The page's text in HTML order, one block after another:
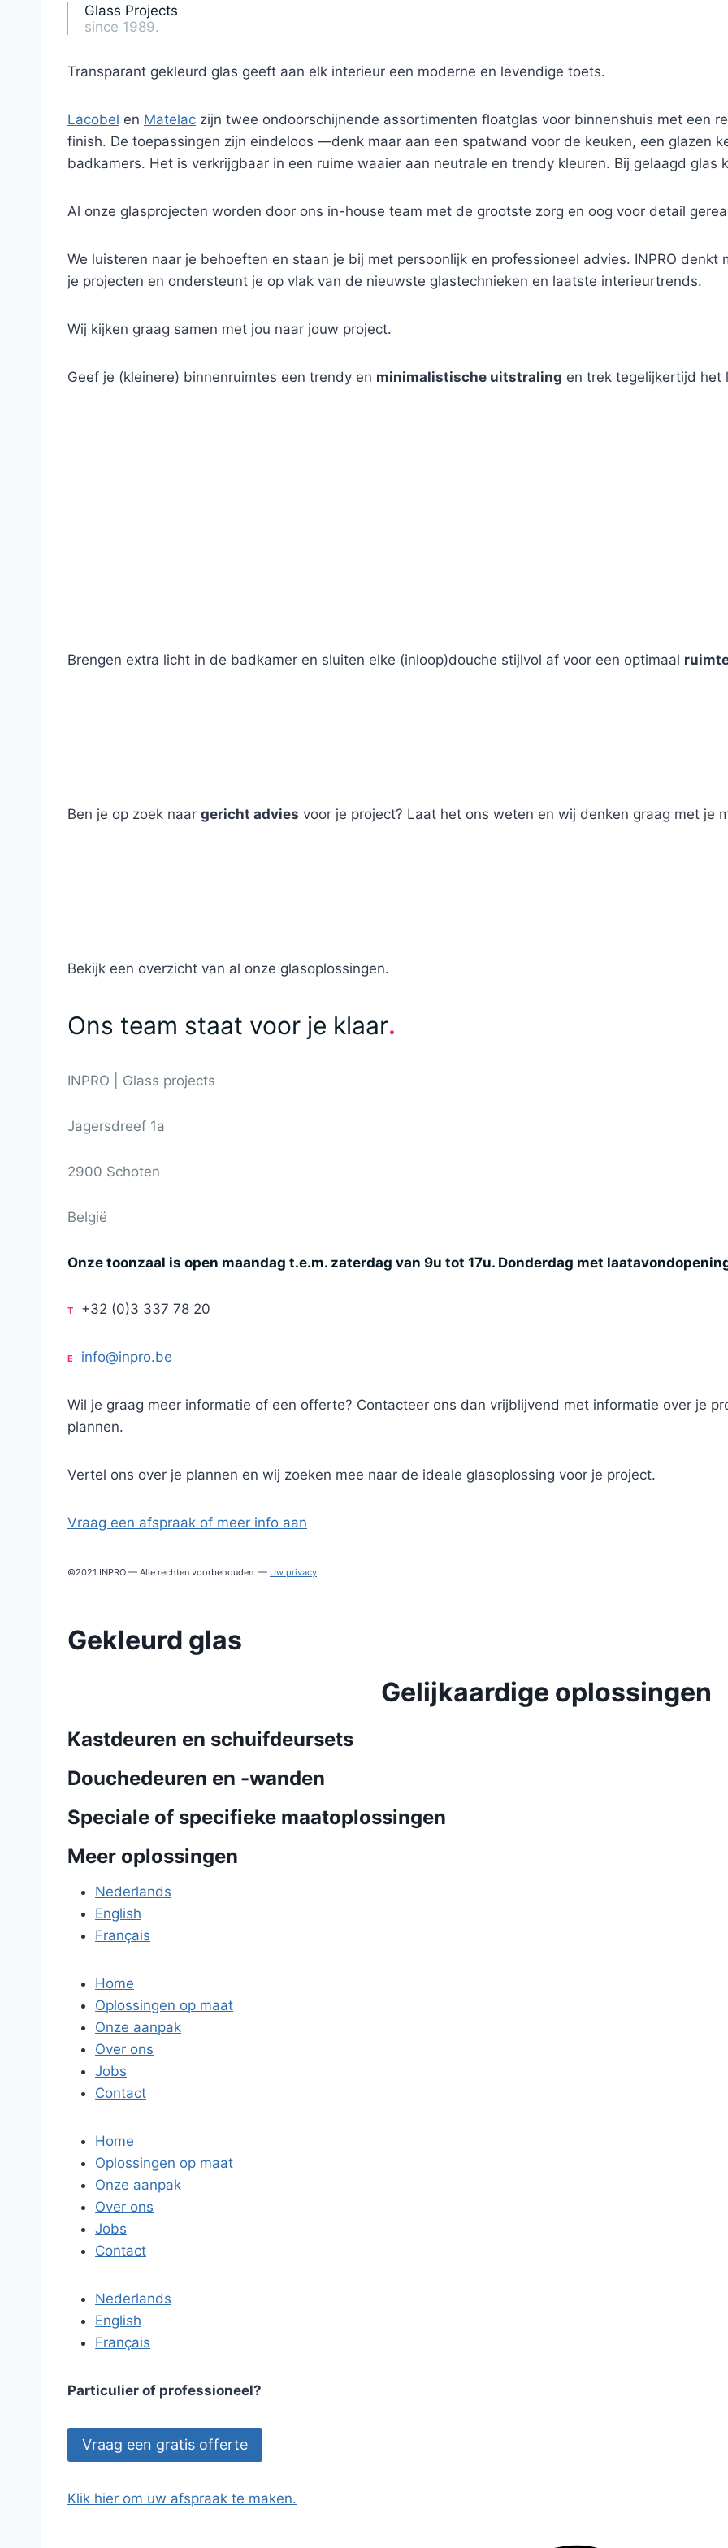
Glass Projects
since 1989.
Transparant gekleurd glas geeft aan elk interieur een moderne en levendige toets.
Lacobel en Matelac zijn twee ondoorschijnende assortimenten floatglas voor binnenshuis met een
finish. De toepassingen zijn eindeloos —denk maar aan een spatwand voor de keuken, een glazen
badkamers. Het is verkrijgbaar in een ruime waaier aan neutrale en trendy kleuren. Bij gelaagd
Al onze glasprojecten worden door ons in-house team met de grootste zorg en oog voor detail
We luisteren naar je behoeften en staan je bij met persoonlijk en professioneel advies. INPRO
je projecten en ondersteunt je op vlak van de nieuwste glastechnieken en laatste interieurtrends.
Wij kijken graag samen met jou naar jouw project.
Geef je (kleinere) binnenruimtes een trendy en minimalistische uitstraling en trek tegelijkertijd het
Brengen extra licht in de badkamer en sluiten elke (inloop)douche stijlvol af voor een optimaal
Ben je op zoek naar gericht advies voor je project? Laat het ons weten en wij denken graag met je
Bekijk een overzicht van al onze glasoplossingen.
Ons team staat voor je klaar.
INPRO | Glass projects
Jagersdreef 1a
2900 Schoten
België
Onze toonzaal is open maandag t.e.m. zaterdag van 9u tot 17u. Donderdag met
T +32 (0)3 337 78 20
E info@inpro.be
Wil je graag meer informatie of een offerte? Contacteer ons dan vrijblijvend met informatie over je
plannen.
Vertel ons over je plannen en wij zoeken mee naar de ideale glasoplossing voor je project.
Vraag een afspraak of meer info aan
©2021 INPRO — Alle rechten voorbehouden. — Uw privacy
Gekleurd glas
Gelijkaardige oplossingen
Kastdeuren en schuifdeursets
Douchedeuren en -wanden
Speciale of specifieke maatoplossingen
Meer oplossingen
Nederlands
English
Français
Home
Oplossingen op maat
Onze aanpak
Over ons
Jobs
Contact
Home
Oplossingen op maat
Onze aanpak
Over ons
Jobs
Contact
Nederlands
English
Français
Particulier of professioneel?
Vraag een gratis offerte
Klik hier om uw afspraak te maken.